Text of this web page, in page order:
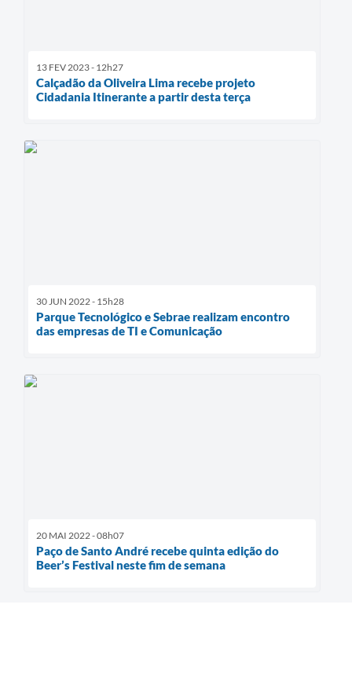
13 FEV 2023 - 12h27
Calçadão da Oliveira Lima recebe projeto
Cidadania Itinerante a partir desta terça
30 JUN 2022 - 15h28
Parque Tecnológico e Sebrae realizam encontro
das empresas de TI e Comunicação
20 MAI 2022 - 08h07
Paço de Santo André recebe quinta edição do
Beer’s Festival neste fim de semana